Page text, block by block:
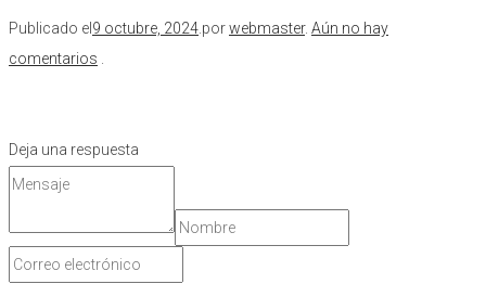
Publicado el 9 octubre, 2024 porwebmaster. Aún no hay
comentarios
Deja una respuesta